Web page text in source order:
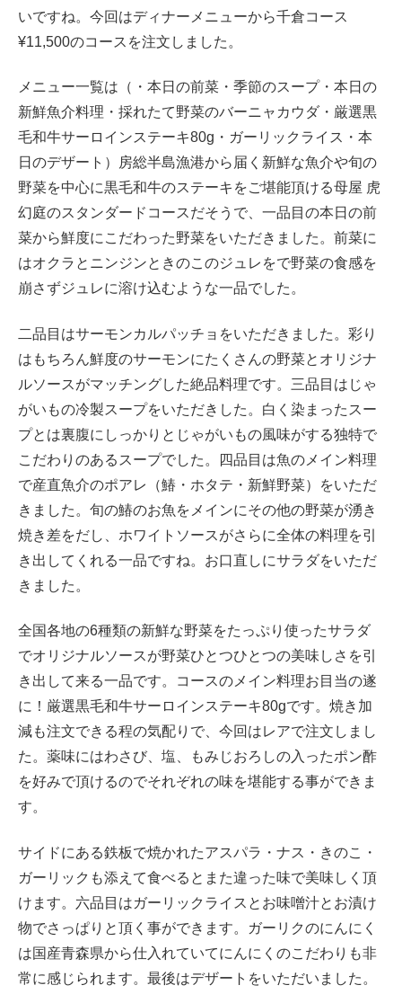
いですね。今回はディナーメニューから千倉コース
¥11,500のコースを注文しました。
メニュー一覧は（・本日の前菜・季節のスープ・本日の
新鮮魚介料理・採れたて野菜のバーニャカウダ・厳選黒
毛和牛サーロインステーキ80g・ガーリックライス・本
日のデザート）房総半島漁港から届く新鮮な魚介や旬の
野菜を中心に黒毛和牛のステーキをご堪能頂ける母屋 虎
幻庭のスタンダードコースだそうで、一品目の本日の前
菜から鮮度にこだわった野菜をいただきました。前菜に
はオクラとニンジンときのこのジュレをで野菜の食感を
崩さずジュレに溶け込むような一品でした。
二品目はサーモンカルパッチョをいただきました。彩り
はもちろん鮮度のサーモンにたくさんの野菜とオリジナ
ルソースがマッチングした絶品料理です。三品目はじゃ
がいもの冷製スープをいただきした。白く染まったスー
プとは裏腹にしっかりとじゃがいもの風味がする独特で
こだわりのあるスープでした。四品目は魚のメイン料理
で産直魚介のポアレ（鰆・ホタテ・新鮮野菜）をいただ
きました。旬の鰆のお魚をメインにその他の野菜が湧き
焼き差をだし、ホワイトソースがさらに全体の料理を引
き出してくれる一品ですね。お口直しにサラダをいただ
きました。
全国各地の6種類の新鮮な野菜をたっぷり使ったサラダ
でオリジナルソースが野菜ひとつひとつの美味しさを引
き出して来る一品です。コースのメイン料理お目当の遂
に！厳選黒毛和牛サーロインステーキ80gです。焼き加
減も注文できる程の気配りで、今回はレアで注文しまし
た。薬味にはわさび、塩、もみじおろしの入ったポン酢
を好みで頂けるのでそれぞれの味を堪能する事ができま
す。
サイドにある鉄板で焼かれたアスパラ・ナス・きのこ・
ガーリックも添えて食べるとまた違った味で美味しく頂
けます。六品目はガーリックライスとお味噌汁とお漬け
物でさっぱりと頂く事ができます。ガーリクのにんにく
は国産青森県から仕入れていてにんにくのこだわりも非
常に感じられます。最後はデザートをいただいました。